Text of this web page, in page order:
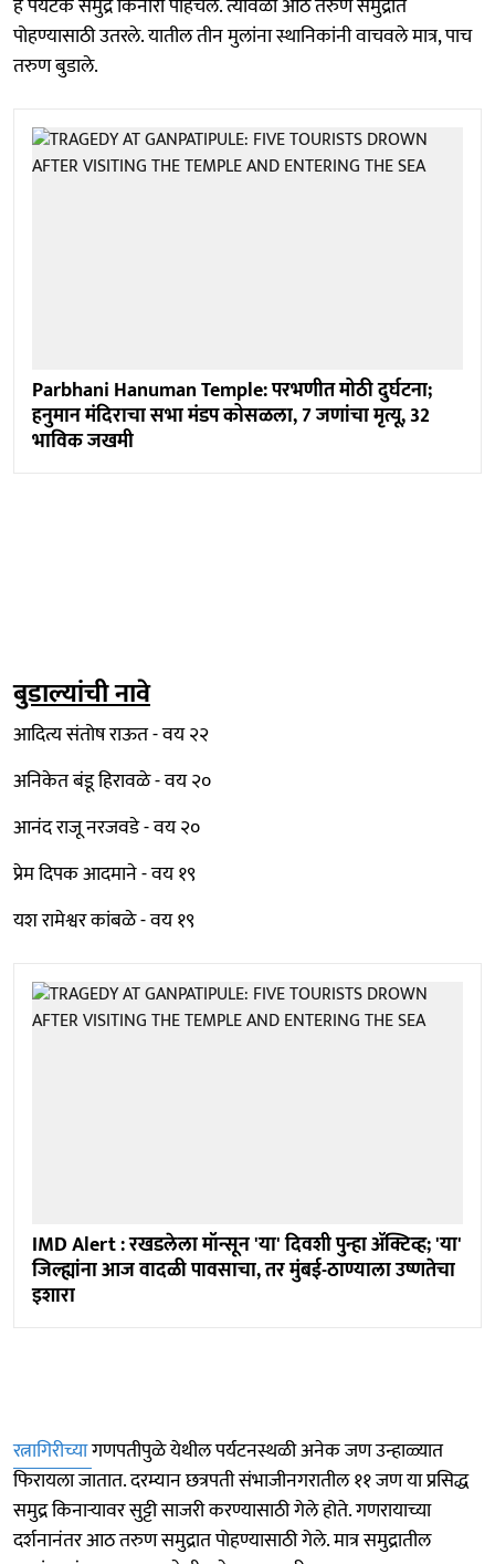
पोहण्यासाठी उतरले. यातील तीन मुलांना स्थानिकांनी वाचवले मात्र, पाच
तरुण बुडाले.
Parbhani Hanuman Temple: परभणीत मोठी दुर्घटना;
हनुमान मंदिराचा सभा मंडप कोसळला, 7 जणांचा मृत्यू, 32
भाविक जखमी
बुडाल्यांची नावे
आदित्य संतोष राऊत - वय २२
अनिकेत बंडू हिरावळे - वय २०
आनंद राजू नरजवडे - वय २०
प्रेम दिपक आदमाने - वय १९
यश रामेश्वर कांबळे - वय १९
IMD Alert : रखडलेला मॉन्सून 'या' दिवशी पुन्हा ॲक्टिव्ह; 'या'
जिल्ह्यांना आज वादळी पावसाचा, तर मुंबई-ठाण्याला उष्णतेचा
इशारा
रत्नागिरीच्यागणपतीपुळे येथील पर्यटनस्थळी अनेक जण उन्हाळ्यात
फिरायला जातात. दरम्यान छत्रपती संभाजीनगरातील ११ जण या प्रसिद्ध
समुद्र किनाऱ्यावर सुट्टी साजरी करण्यासाठी गेले होते. गणरायाच्या
दर्शनानंतर आठ तरुण समुद्रात पोहण्यासाठी गेले. मात्र समुद्रातील